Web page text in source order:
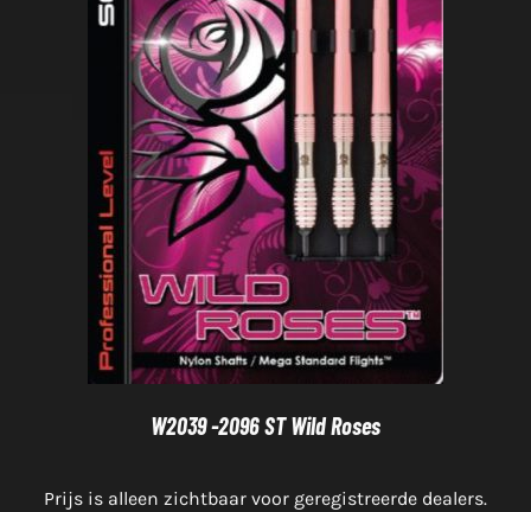
W2039 -2096 ST Wild Roses
Prijs is alleen zichtbaar voor geregistreerde dealers.